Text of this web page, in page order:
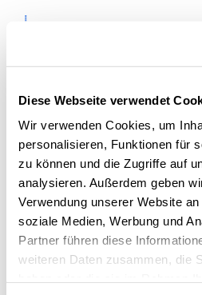
Diese Webseite verwendet
Wir verwenden Cookies, um
personalisieren, Funktionen für
zu können und die Zugriffe auf
analysieren. Außerdem geben
Verwendung unserer Website
soziale Medien, Werbung und
Partner führen diese
weiteren Daten zusammen, die
AC²
AGIT